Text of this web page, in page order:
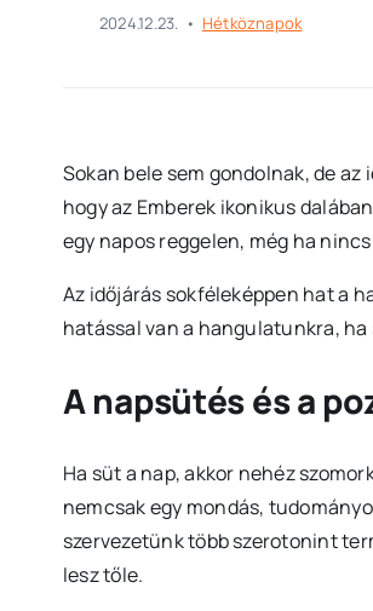
2024.12.23. • Hétköznapok
Sokan bele sem gondolnak, de
hogy az Emberek ikonikus
egy napos reggelen, még ha
Az időjárás sokféleképpen hat a
hatással van a hangulatunkra, ha
A napsütés és a
Ha süt a nap, akkor nehéz
nemcsak egy mondás,
szervezetünk több szerotonint
lesz tőle.